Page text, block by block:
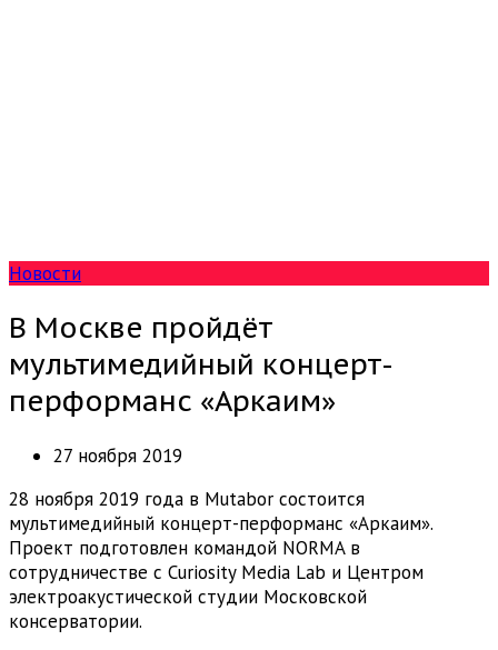
Новости
В Москве пройдёт
мультимедийный концерт-
перформанс «Аркаим»
27 ноября 2019
28 ноября 2019 года в Mutabor состоится
мультимедийный концерт-перформанс «Аркаим».
Проект подготовлен командой NORMA в
сотрудничестве с Curiosity Media Lab и Центром
электроакустической студии Московской
консерватории.